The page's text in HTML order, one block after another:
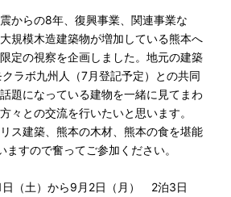
からの8年、復興事業、関連事業な
規模木造建築物が増加している熊本へ
定の視察を企画しました。地元の建築
ラボ九州人（7月登記予定）との共同
題になっている建物を一緒に見てまわ
々との交流を行いたいと思います。
ス建築、熊本の木材、熊本の食を堪能
すので奮ってご参加ください。
（土）から9月2日（月） 2泊3日